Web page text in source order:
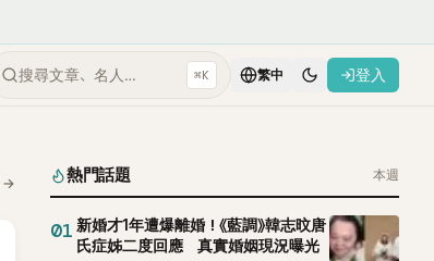
搜尋文章、名人… ⌘K 繁中 登入
→ 熱門話題 本週
01 新婚才1年遭爆離婚！《藍調》韓志旼唐
氏症姊二度回應 真實婚姻現況曝光